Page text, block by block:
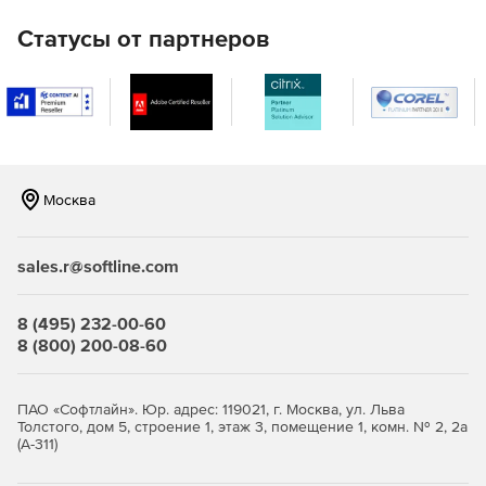
Управление мобильными устройствами
Централизованные настройка и защита мобильных
Создание образов и развертывание ОС
на компьютерах Windows, а также установка требуемых
развертывания.
Управление активами
Управление ИТ-активами, контроль использования
программных продуктов, управление лицензиями на ПО,
контроль запрещенного ПО и многое другое.
Статусы от партнеров
Москва
sales.r@softline.com
8 (495) 232-00-60
8 (800) 200-08-60
ПАО «Софтлайн». Юр. адрес: 119021, г. Москва, ул. Льва
Толстого, дом 5, строение 1, этаж 3, помещение 1, комн. № 2, 2а
(А-311)